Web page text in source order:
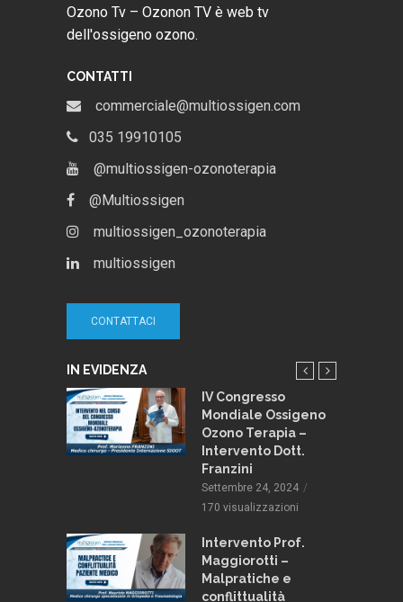
Ozono Tv – Ozonon TV è web tv
dell'ossigeno ozono.
CONTATTI
commerciale@multiossigen.com
035 19910105
@multiossigen-ozonoterapia
@Multiossigen
multiossigen_ozonoterapia
multiossigen
CONTATTACI
IN EVIDENZA
IV Congresso
Mondiale Ossigeno
Ozono Terapia –
Intervento Dott.
Franzini
Settembre 24, 2024
170 visualizzazioni
Intervento Prof.
Maggiorotti –
Malpratiche e
conflittualità